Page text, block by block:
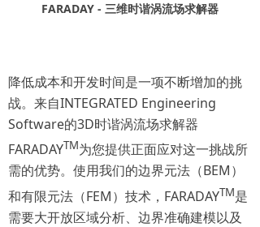
FARADAY - 三维时谐涡流场求解器
降低成本和开发时间是一项不断增加的挑
战。来自INTEGRATED Engineering
Software的3D时谐涡流场求解器
FARADAYTM为您提供正面应对这一挑战所
需的优势。使用我们的边界元法（BEM）
和有限元法（FEM）技术，FARADAYTM是
需要大开放区域分析、边界准确建模以及